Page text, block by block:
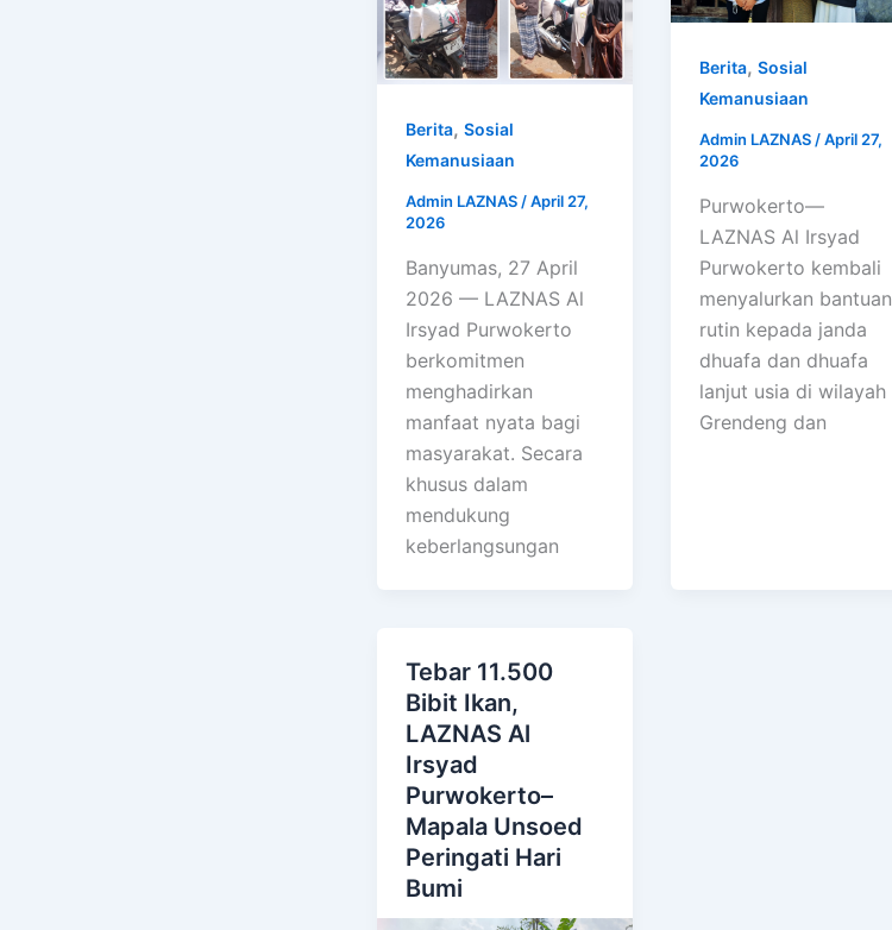
Berita, Sosial
Kemanusiaan
Admin LAZNAS /April 27,
2026
Banyumas, 27 April
2026 — LAZNAS Al
Irsyad Purwokerto
berkomitmen
menghadirkan
manfaat nyata bagi
masyarakat. Secara
khusus dalam
mendukung
keberlangsungan
Berita,Sosial
Kemanusiaan
Admin LAZNAS /April 27,
2026
Purwokerto—
LAZNAS Al Irsyad
Purwokerto kembali
menyalurkan bantuan
rutin kepada janda
dhuafa dan dhuafa
lanjut usia di wilayah
Grendeng dan
Tebar 11.500
Bibit Ikan,
LAZNAS Al
Irsyad
Purwokerto–
Mapala Unsoed
Peringati Hari
Bumi